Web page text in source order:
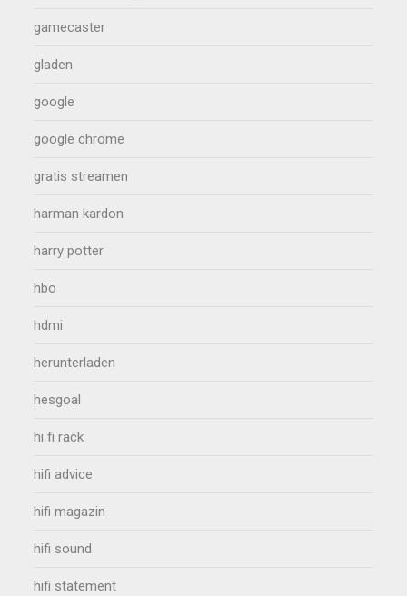
gamecaster
gladen
google
google chrome
gratis streamen
harman kardon
harry potter
hbo
hdmi
herunterladen
hesgoal
hi fi rack
hifi advice
hifi magazin
hifi sound
hifi statement